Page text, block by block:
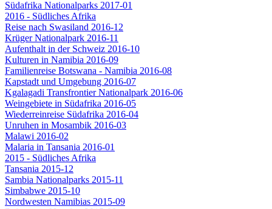
Südafrika Nationalparks 2017-01
2016 - Südliches Afrika
Reise nach Swasiland 2016-12
Krüger Nationalpark 2016-11
Aufenthalt in der Schweiz 2016-10
Kulturen in Namibia 2016-09
Familienreise Botswana - Namibia 2016-08
Kapstadt und Umgebung 2016-07
Kgalagadi Transfrontier Nationalpark 2016-06
Weingebiete in Südafrika 2016-05
Wiederreinreise Südafrika 2016-04
Unruhen in Mosambik 2016-03
Malawi 2016-02
Malaria in Tansania 2016-01
2015 - Südliches Afrika
Tansania 2015-12
Sambia Nationalparks 2015-11
Simbabwe 2015-10
Nordwesten Namibias 2015-09